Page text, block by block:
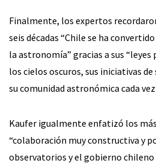
Finalmente, los expertos
seis décadas “Chile se ha
la astronomía” gracias a sus
los cielos oscuros, sus iniciativas
su comunidad astronómica cada
Kaufer igualmente enfatizó los más
“colaboración muy constructiva y
observatorios y el gobierno chileno